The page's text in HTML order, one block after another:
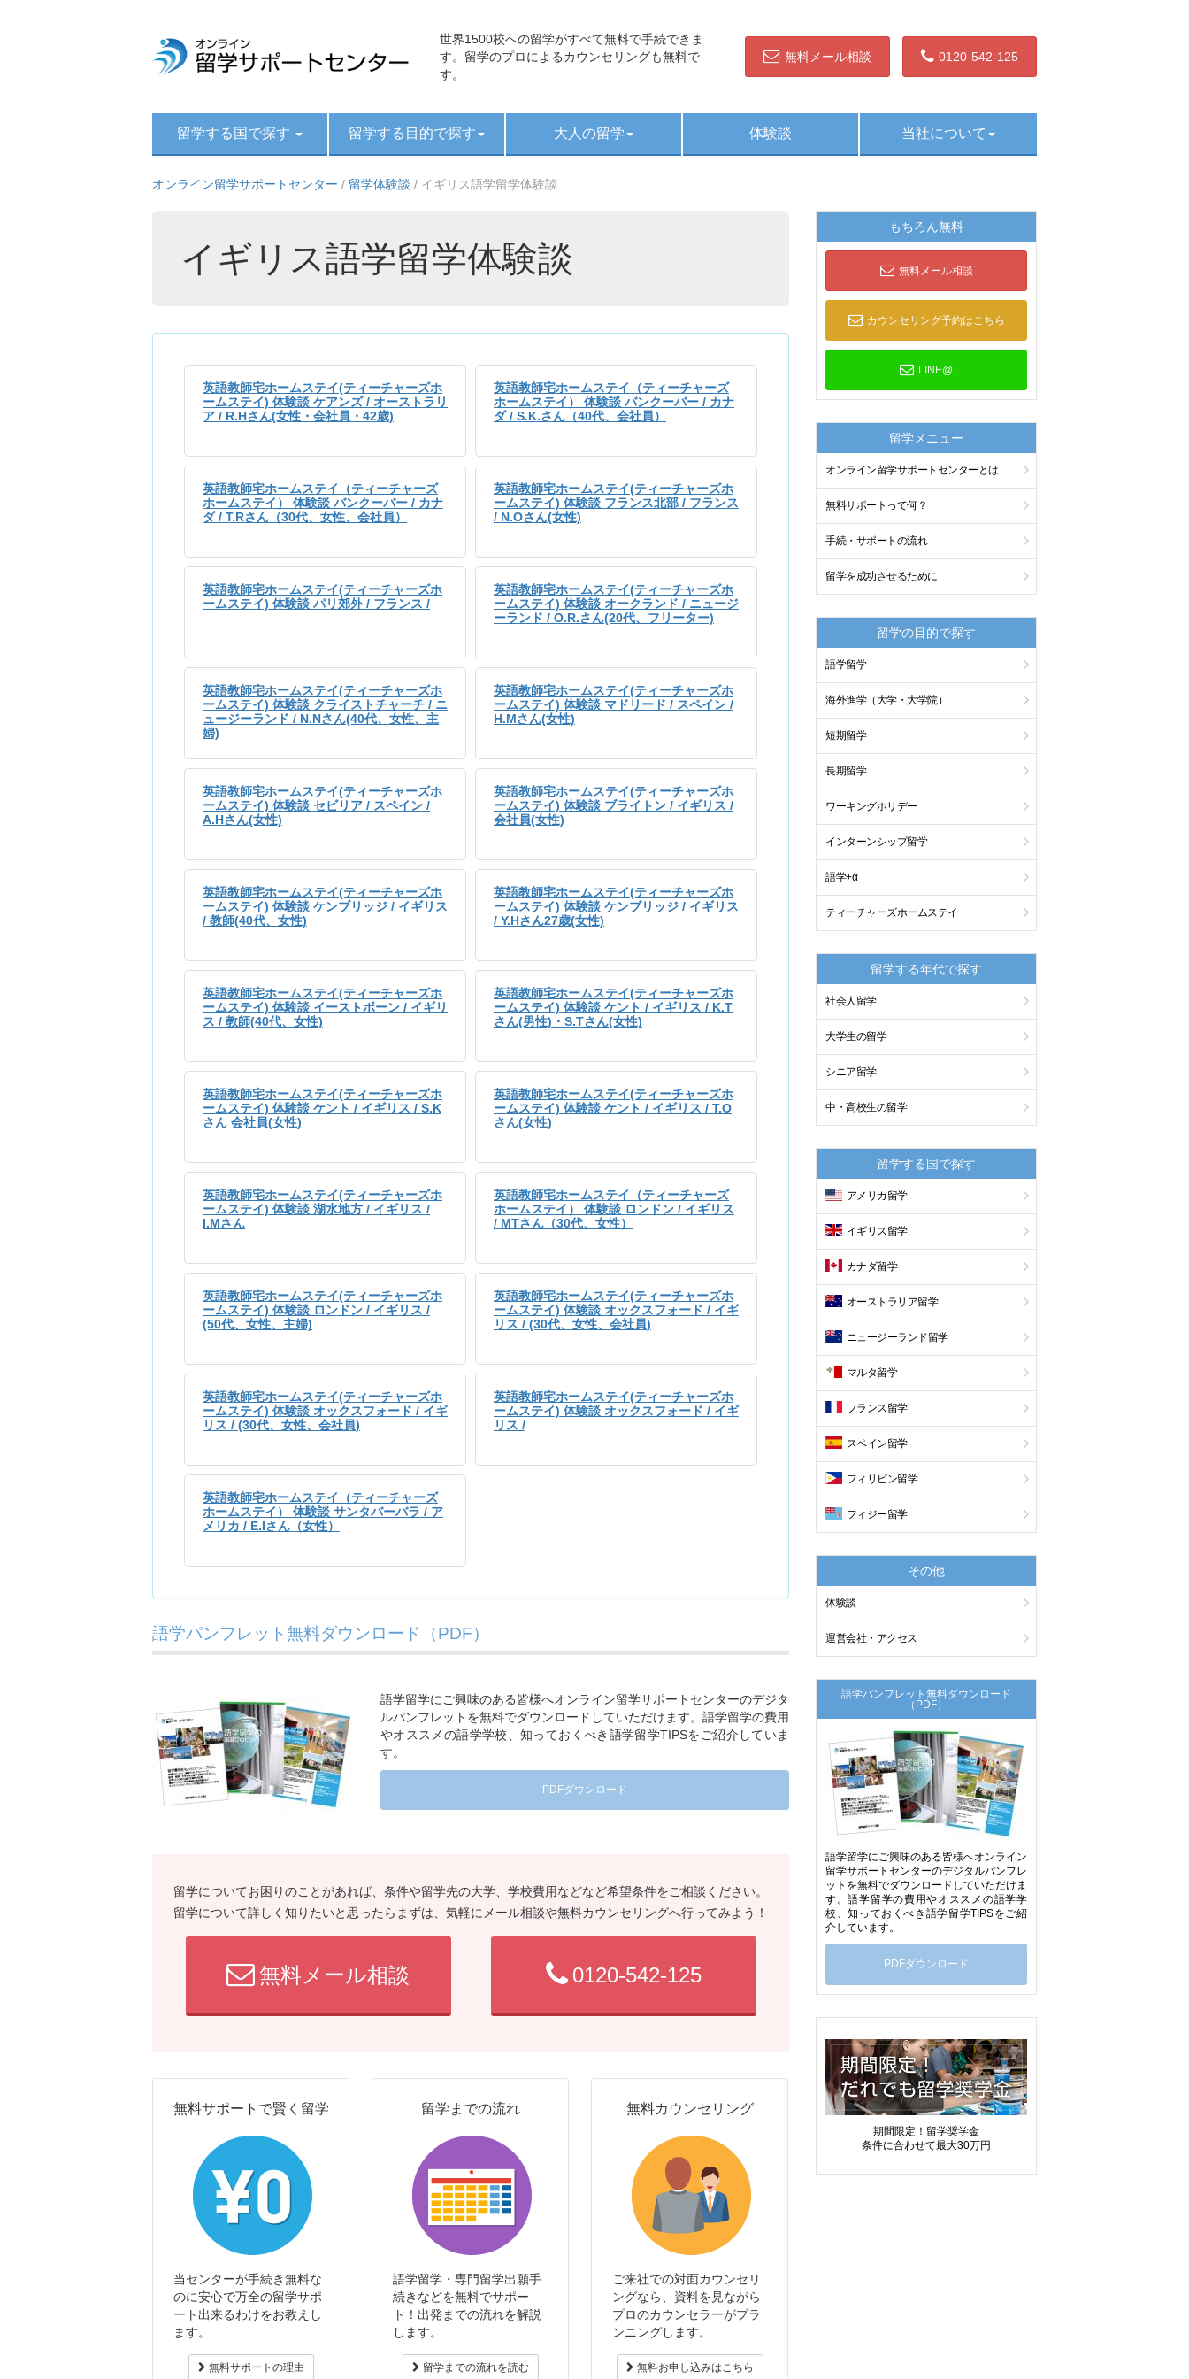
世界1500校への留学がすべて無料で手続できま
す。留学のプロによるカウンセリングも無料で
す。
無料メール相談 0120-542-125
留学する国で探す 留学する目的で探す 大人の留学 体験談 当社について
オンライン留学サポートセンター / 留学体験談 / イギリス語学留学体験談
イギリス語学留学体験談
英語教師宅ホームステイ(ティーチャーズホ
ームステイ) 体験談 ケアンズ / オーストラリ
ア / R.Hさん(女性・会社員・42歳)
英語教師宅ホームステイ（ティーチャーズ
ホームステイ） 体験談 バンクーバー / カナ
ダ / S.K.さん（40代、会社員）
英語教師宅ホームステイ（ティーチャーズ
ホームステイ） 体験談 バンクーバー / カナ
ダ / T.Rさん（30代、女性、会社員）
英語教師宅ホームステイ(ティーチャーズホ
ームステイ) 体験談 フランス北部 / フランス
/ N.Oさん(女性)
英語教師宅ホームステイ(ティーチャーズホ
ームステイ) 体験談 パリ郊外 / フランス /
英語教師宅ホームステイ(ティーチャーズホ
ームステイ) 体験談 オークランド / ニュージ
ーランド / O.R.さん(20代、フリーター)
英語教師宅ホームステイ(ティーチャーズホ
ームステイ) 体験談 クライストチャーチ / ニ
ュージーランド / N.Nさん(40代、女性、主
婦)
英語教師宅ホームステイ(ティーチャーズホ
ームステイ) 体験談 マドリード / スペイン /
H.Mさん(女性)
英語教師宅ホームステイ(ティーチャーズホ
ームステイ) 体験談 セビリア / スペイン /
A.Hさん(女性)
英語教師宅ホームステイ(ティーチャーズホ
ームステイ) 体験談 ブライトン / イギリス /
会社員(女性)
英語教師宅ホームステイ(ティーチャーズホ
ームステイ) 体験談 ケンブリッジ / イギリス
/ 教師(40代、女性)
英語教師宅ホームステイ(ティーチャーズホ
ームステイ) 体験談 ケンブリッジ / イギリス
/ Y.Hさん27歳(女性)
英語教師宅ホームステイ(ティーチャーズホ
ームステイ) 体験談 イーストボーン / イギリ
ス / 教師(40代、女性)
英語教師宅ホームステイ(ティーチャーズホ
ームステイ) 体験談 ケント / イギリス / K.T
さん(男性)・S.Tさん(女性)
英語教師宅ホームステイ(ティーチャーズホ
ームステイ) 体験談 ケント / イギリス / S.K
さん 会社員(女性)
英語教師宅ホームステイ(ティーチャーズホ
ームステイ) 体験談 ケント / イギリス / T.O
さん(女性)
英語教師宅ホームステイ(ティーチャーズホ
ームステイ) 体験談 湖水地方 / イギリス /
I.Mさん
英語教師宅ホームステイ（ティーチャーズ
ホームステイ） 体験談 ロンドン / イギリス
/ MTさん（30代、女性）
英語教師宅ホームステイ(ティーチャーズホ
ームステイ) 体験談 ロンドン / イギリス /
(50代、女性、主婦)
英語教師宅ホームステイ(ティーチャーズホ
ームステイ) 体験談 オックスフォード / イギ
リス / (30代、女性、会社員)
英語教師宅ホームステイ(ティーチャーズホ
ームステイ) 体験談 オックスフォード / イギ
リス / (30代、女性、会社員)
英語教師宅ホームステイ(ティーチャーズホ
ームステイ) 体験談 オックスフォード / イギ
リス /
英語教師宅ホームステイ（ティーチャーズ
ホームステイ） 体験談 サンタバーバラ / ア
メリカ / E.Iさん（女性）
語学パンフレット無料ダウンロード（PDF）
語学留学にご興味のある皆様へオンライン留学サポートセンターのデジタ
ルパンフレットを無料でダウンロードしていただけます。語学留学の費用
やオススメの語学学校、知っておくべき語学留学TIPSをご紹介していま
す。
PDFダウンロード
留学についてお困りのことがあれば、条件や留学先の大学、学校費用などなど希望条件をご相談ください。
留学について詳しく知りたいと思ったらまずは、気軽にメール相談や無料カウンセリングへ行ってみよう！
無料メール相談 0120-542-125
無料サポートで賢く留学
当センターが手続き無料な
のに安心で万全の留学サポ
ート出来るわけをお教えし
ます。
無料サポートの理由
留学までの流れ
語学留学・専門留学出願手
続きなどを無料でサポー
ト！出発までの流れを解説
します。
留学までの流れを読む
無料カウンセリング
ご来社での対面カウンセリ
ングなら、資料を見ながら
プロのカウンセラーがプラ
ンニングします。
無料お申し込みはこちら
もちろん無料
無料メール相談
カウンセリング予約はこちら
LINE@
留学メニュー
オンライン留学サポートセンターとは
無料サポートって何？
手続・サポートの流れ
留学を成功させるために
留学の目的で探す
語学留学
海外進学（大学・大学院）
短期留学
長期留学
ワーキングホリデー
インターンシップ留学
語学+α
ティーチャーズホームステイ
留学する年代で探す
社会人留学
大学生の留学
シニア留学
中・高校生の留学
留学する国で探す
アメリカ留学
イギリス留学
カナダ留学
オーストラリア留学
ニュージーランド留学
マルタ留学
フランス留学
スペイン留学
フィリピン留学
フィジー留学
その他
体験談
運営会社・アクセス
語学パンフレット無料ダウンロード
（PDF）
語学留学にご興味のある皆様へオンライン
留学サポートセンターのデジタルパンフレ
ットを無料でダウンロードしていただけま
す。語学留学の費用やオススメの語学学
校、知っておくべき語学留学TIPSをご紹
介しています。
PDFダウンロード
期間限定！留学奨学金
条件に合わせて最大30万円